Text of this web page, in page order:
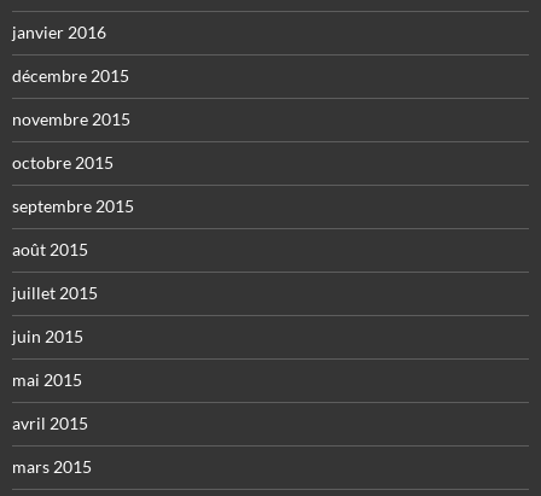
janvier 2016
décembre 2015
novembre 2015
octobre 2015
septembre 2015
août 2015
juillet 2015
juin 2015
mai 2015
avril 2015
mars 2015